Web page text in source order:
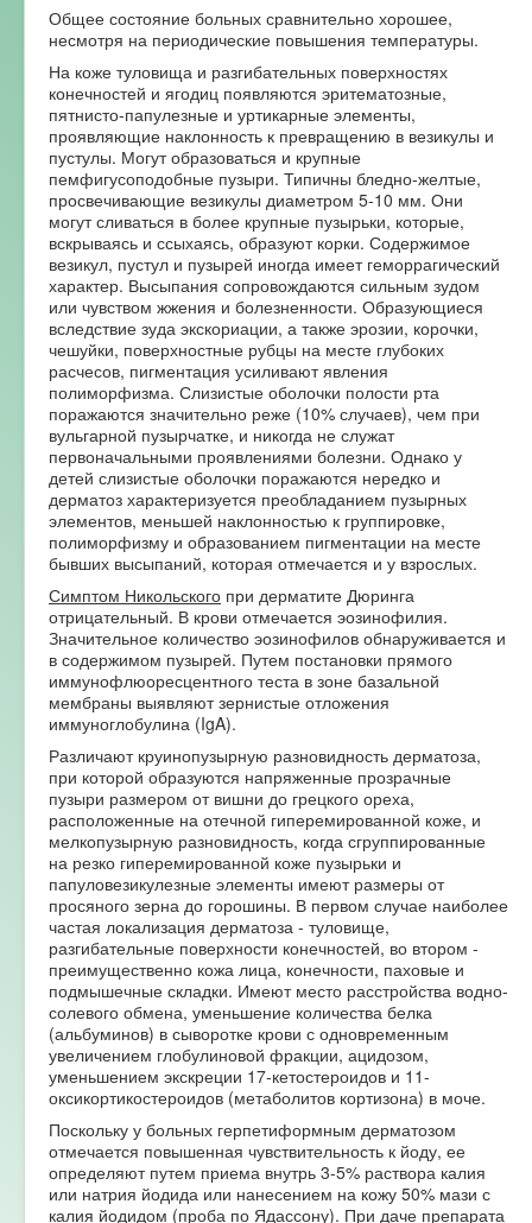
Общее состояние больных сравнительно хорошее,
несмотря на периодические повышения температуры.
На коже туловища и разгибательных поверхностях
конечностей и ягодиц появляются эритематозные,
пятнисто-папулезные и уртикарные элементы,
проявляющие наклонность к превращению в везикулы и
пустулы. Могут образоваться и крупные
пемфигусоподобные пузыри. Типичны бледно-желтые,
просвечивающие везикулы диаметром 5-10 мм. Они
могут сливаться в более крупные пузырьки, которые,
вскрываясь и ссыхаясь, образуют корки. Содержимое
везикул, пустул и пузырей иногда имеет геморрагический
характер. Высыпания сопровождаются сильным зудом
или чувством жжения и болезненности. Образующиеся
вследствие зуда экскориации, а также эрозии, корочки,
чешуйки, поверхностные рубцы на месте глубоких
расчесов, пигментация усиливают явления
полиморфизма. Слизистые оболочки полости рта
поражаются значительно реже (10% случаев), чем при
вульгарной пузырчатке, и никогда не служат
первоначальными проявлениями болезни. Однако у
детей слизистые оболочки поражаются нередко и
дерматоз характеризуется преобладанием пузырных
элементов, меньшей наклонностью к группировке,
полиморфизму и образованием пигментации на месте
бывших высыпаний, которая отмечается и у взрослых.
Симптом Никольского при дерматите Дюринга
отрицательный. В крови отмечается эозинофилия.
Значительное количество эозинофилов обнаруживается и
в содержимом пузырей. Путем постановки прямого
иммунофлюоресцентного теста в зоне базальной
мембраны выявляют зернистые отложения
иммуноглобулина (IgA).
Различают круинопузырную разновидность дерматоза,
при которой образуются напряженные прозрачные
пузыри размером от вишни до грецкого ореха,
расположенные на отечной гиперемированной коже, и
мелкопузырную разновидность, когда сгруппированные
на резко гиперемированной коже пузырьки и
папуловезикулезные элементы имеют размеры от
просяного зерна до горошины. В первом случае наиболее
частая локализация дерматоза - туловище,
разгибательные поверхности конечностей, во втором -
преимущественно кожа лица, конечности, паховые и
подмышечные складки. Имеют место расстройства водно-
солевого обмена, уменьшение количества белка
(альбуминов) в сыворотке крови с одновременным
увеличением глобулиновой фракции, ацидозом,
уменьшением экскреции 17-кетостероидов и 11-
оксикортикостероидов (метаболитов кортизона) в моче.
Поскольку у больных герпетиформным дерматозом
отмечается повышенная чувствительность к йоду, ее
определяют путем приема внутрь 3-5% раствора калия
или натрия йодида или нанесением на кожу 50% мази с
калия йодидом (проба по Ядассону). При даче препарата